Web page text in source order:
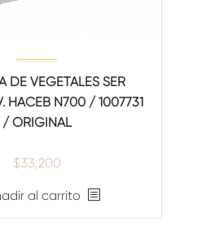
DE VEGETALES SER
HACEB N700 / 1007731
/ ORIGINAL
$33,200
al carrito